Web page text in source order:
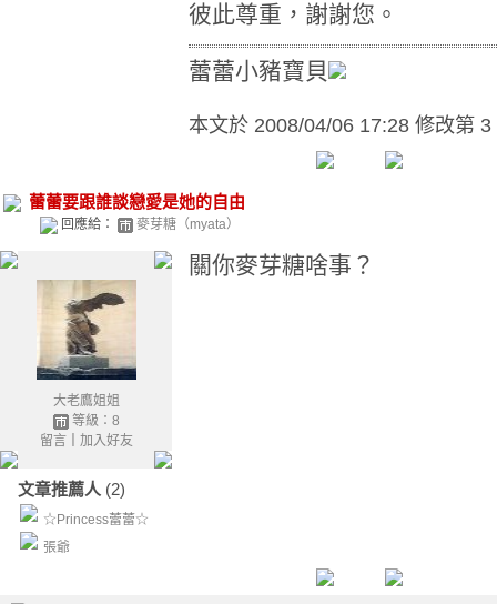
彼此尊重，謝謝您。
蕾蕾小豬寶貝
本文於 2008/04/06 17:28 修改第 3
蕾蕾要跟誰談戀愛是她的自由
回應給： 麥芽糖（myata）
大老鷹姐姐
等級：8
留言｜ 加入好友
文章推薦人 (2)
☆Princess蕾蕾☆
張爺
關你麥芽糖啥事？